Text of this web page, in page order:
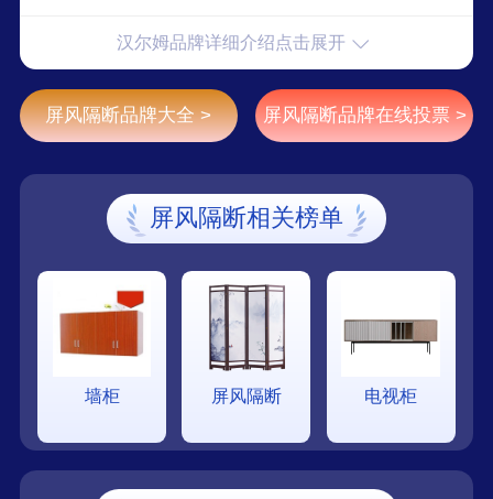
汉尔姆品牌详细介绍点击展开
屏风隔断品牌大全 > 屏风隔断品牌在线投票 >
屏风隔断相关榜单
墙柜 屏风隔断 电视柜